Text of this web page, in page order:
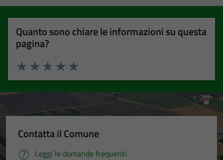
Quanto sono chiare le informazioni su questa
pagina?
Valuta 5 stelle su 5
Valuta 4 stelle su 5
Valuta 3 stelle su 5
Valuta 2 stelle su 5
Valuta 1 stelle su 5
Contatta il Comune
Leggi le domande frequenti